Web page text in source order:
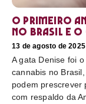
O primeiro
no Brasil e o
13 de agosto de 2025
A gata Denise foi
cannabis no
podem prescrever
com respaldo da